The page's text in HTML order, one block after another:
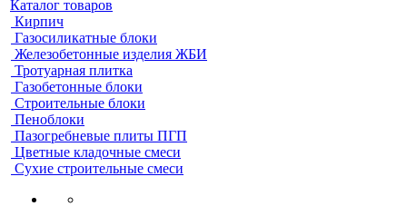
Каталог товаров
Кирпич
Газосиликатные блоки
Железобетонные изделия ЖБИ
Тротуарная плитка
Газобетонные блоки
Строительные блоки
Пеноблоки
Пазогребневые плиты ПГП
Цветные кладочные смеси
Сухие строительные смеси